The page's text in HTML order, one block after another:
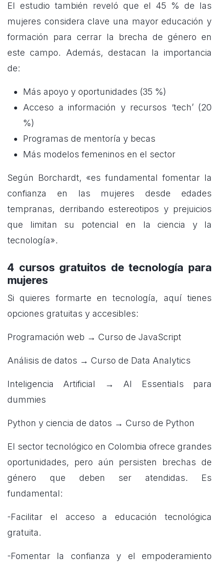
El estudio también reveló que el 45 % de las
mujeres considera clave una mayor educación y
formación para cerrar la brecha de género en
este campo. Además, destacan la importancia
de:
Más apoyo y oportunidades (35 %)
Acceso a información y recursos ‘tech’ (20
%)
Programas de mentoría y becas
Más modelos femeninos en el sector
Según Borchardt, «es fundamental fomentar la
confianza en las mujeres desde edades
tempranas, derribando estereotipos y prejuicios
que limitan su potencial en la ciencia y la
tecnología».
4 cursos gratuitos de tecnología para
mujeres
Si quieres formarte en tecnología, aquí tienes
opciones gratuitas y accesibles:
Programación web → Curso de JavaScript
Análisis de datos → Curso de Data Analytics
Inteligencia Artificial → AI Essentials para
dummies
Python y ciencia de datos → Curso de Python
El sector tecnológico en Colombia ofrece grandes
oportunidades, pero aún persisten brechas de
género que deben ser atendidas. Es
fundamental:
-Facilitar el acceso a educación tecnológica
gratuita.
-Fomentar la confianza y el empoderamiento